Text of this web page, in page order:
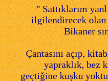
" Sattıklarım
ilgilendirecek
Bikaner
Çantasını açıp,
yapraklık, bez
geçtiğine kuşku